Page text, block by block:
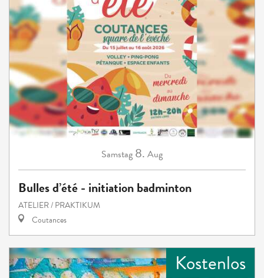
Samstag 8. Aug
Bulles d’été - initiation badminton
ATELIER / PRAKTIKUM
Coutances
Kostenlos